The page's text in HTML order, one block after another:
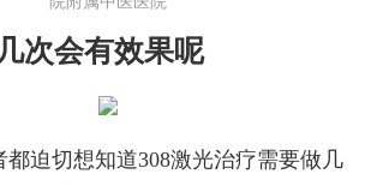
次会有效果呢
迫切想知道308激光治疗需要做几